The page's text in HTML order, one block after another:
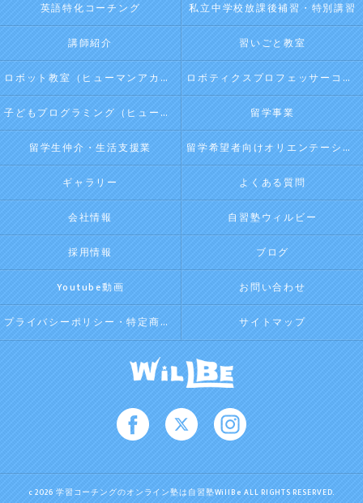
英語特化コーチング 私立中学校放課後補習・特別講習
講師紹介 習いごと教室
ロボット教室（ヒューマンアカデミージュニアプログラム） ロボティクスプロフェッサーコース（ヒューマンアカデミージュニアプログラム）
子どもプログラミング（ヒューマンアカデミージュニアプログラム） 留学事業
留学生仲介・生活支援業 留学希望者向けオリエンテーション
ギャラリー よくある質問
会社情報 自習塾ウィルビー
採用情報 ブログ
Youtube動画 お問い合わせ
プライバシーポリシー・特定商取引法に基づく表記 サイトマップ
c 2026 学習コーチングのオンライン塾は自習塾WillBe ALL RIGHTS RESERVED.